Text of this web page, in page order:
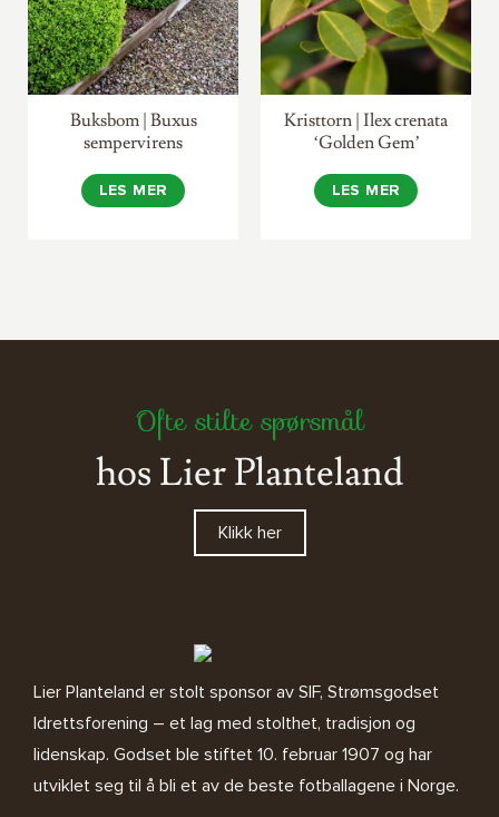
Buksbom | Buxus
sempervirens
LES MER
Kristtorn | Ilex crenata
‘Golden Gem’
LES MER
Ofte stilte spørsmål
hos Lier Planteland
Klikk her
Lier Planteland er stolt sponsor av SIF, Strømsgodset
Idrettsforening – et lag med stolthet, tradisjon og
lidenskap. Godset ble stiftet 10. februar 1907 og har
utviklet seg til å bli et av de beste fotballagene i Norge.